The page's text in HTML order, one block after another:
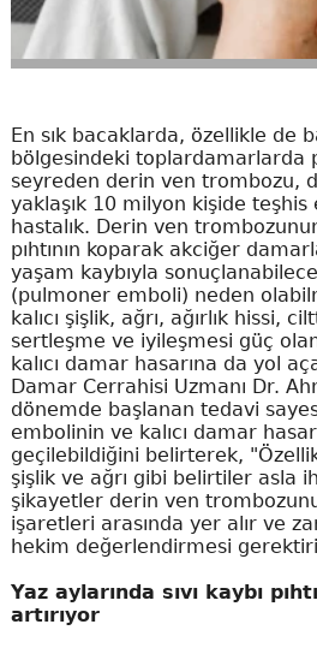
En sık bacaklarda, özellikle de
bölgesindeki toplardamarlarda
seyreden derin ven trombozu,
yaklaşık 10 milyon kişide
hastalık. Derin ven
pıhtının koparak akciğer
yaşam kaybıyla
(pulmoner emboli) neden
kalıcı şişlik, ağrı, ağırlık hissi,
sertleşme ve iyileşmesi güç
kalıcı damar hasarına da yol
Damar Cerrahisi Uzmanı Dr.
dönemde başlanan tedavi
embolinin ve kalıcı damar
geçilebildiğini belirterek,
şişlik ve ağrı gibi belirtiler asla
şikayetler derin ven
işaretleri arasında yer alır ve
hekim değerlendirmesi
Yaz aylarında sıvı kaybı
artırıyor